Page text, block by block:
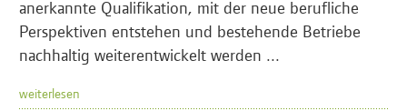
anerkannte Qualifikation, mit der neue berufliche
Perspektiven entstehen und bestehende Betriebe
nachhaltig weiterentwickelt werden ...
weiterlesen